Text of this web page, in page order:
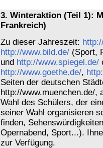
3. Winteraktion (Teil 1):
Frankreich)
Zu dieser Jahreszeit:
http://www.bild.de/ (Sport,
und http://www.spiegel.de/
http://www.goethe.de/,
Seiten der deutschen
http://www.muenchen.de/,
Wahl des Schülers, der
seiner Wahl organisieren
finden,
Opernabend, Sport...).
zur Verfügung.